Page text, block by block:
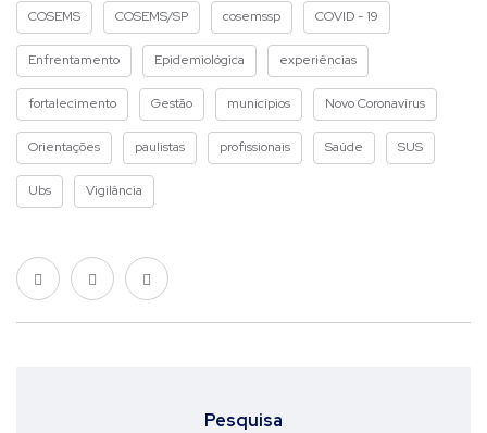
COSEMS COSEMS/SP cosemssp COVID - 19
Enfrentamento Epidemiológica experiências
fortalecimento Gestão municípios Novo Coronavírus
Orientações paulistas profissionais Saúde SUS
Ubs Vigilância
Pesquisa